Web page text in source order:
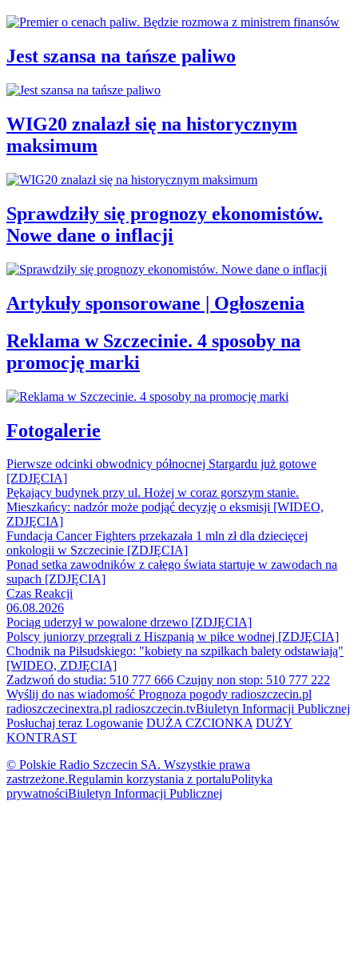
Jest szansa na tańsze paliwo
WIG20 znalazł się na historycznym
maksimum
Sprawdziły się prognozy ekonomistów.
Nowe dane o inflacji
Artykuły sponsorowane | Ogłoszenia
Reklama w Szczecinie. 4 sposoby na
promocję marki
Fotogalerie
Pierwsze odcinki obwodnicy północnej Stargardu już gotowe
[ZDJĘCIA]
Pękający budynek przy ul. Hożej w coraz gorszym stanie.
Mieszkańcy: nadzór może podjąć decyzję o eksmisji [WIDEO,
ZDJĘCIA]
Fundacja Cancer Fighters przekazała 1 mln zł dla dziecięcej
onkologii w Szczecinie [ZDJĘCIA]
Ponad setka zawodników z całego świata startuje w zawodach na
supach [ZDJĘCIA]
Czas Reakcji
06.08.2026
Pociąg uderzył w powalone drzewo [ZDJĘCIA]
Polscy juniorzy przegrali z Hiszpanią w piłce wodnej [ZDJĘCIA]
Chodnik na Piłsudskiego: "kobiety na szpilkach balety odstawiają"
[WIDEO, ZDJĘCIA]
Zadzwoń do studia: 510 777 666 Czujny non stop: 510 777 222
Wyślij do nas wiadomość Prognoza pogody radioszczecin.pl
radioszczecinextra.pl radioszczecin.tvBiuletyn Informacji Publicznej
Posłuchaj teraz Logowanie DUŻA CZCIONKA DUŻY
KONTRAST
© Polskie Radio Szczecin SA. Wszystkie prawa
zastrzeżone.Regulamin korzystania z portaluPolityka
prywatnościBiuletyn Informacji Publicznej